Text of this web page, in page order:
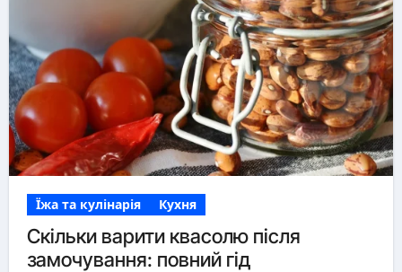
Їжа та кулінарія Кухня
Скільки варити квасолю після
замочування: повний гід